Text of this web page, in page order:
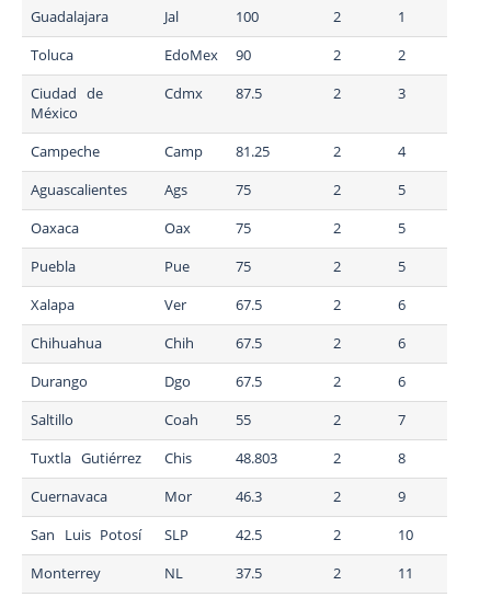
Guadalajara Jal 100 2 1
Toluca EdoMex 90 2 2
Ciudad de
México
Cdmx 87.5 2 3
Campeche Camp 81.25 2 4
Aguascalientes Ags 75 2 5
Oaxaca Oax 75 2 5
Puebla Pue 75 2 5
Xalapa Ver 67.5 2 6
Chihuahua Chih 67.5 2 6
Durango Dgo 67.5 2 6
Saltillo Coah 55 2 7
Tuxtla Gutiérrez Chis 48.803 2 8
Cuernavaca Mor 46.3 2 9
San Luis Potosí SLP 42.5 2 10
Monterrey NL 37.5 2 11